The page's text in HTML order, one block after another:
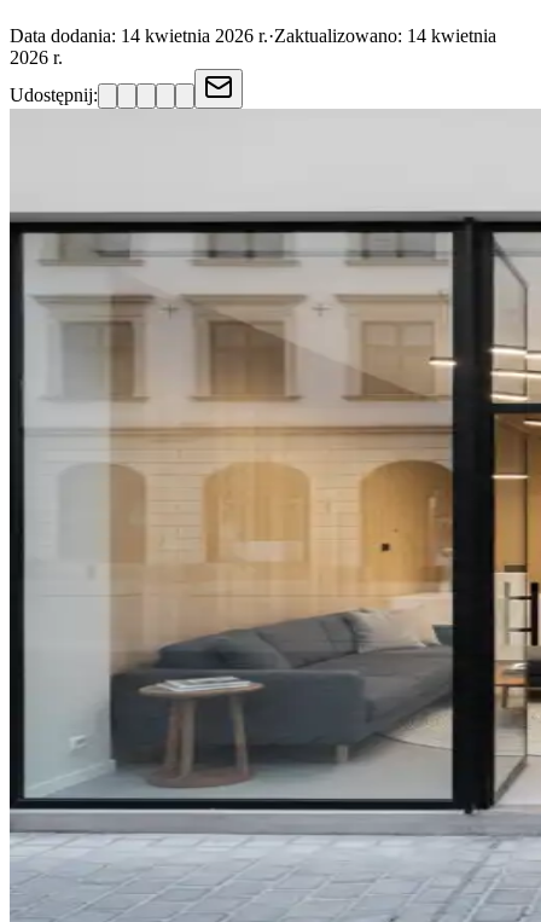
Data dodania: 14 kwietnia 2026 r.·Zaktualizowano: 14 kwietnia
2026 r.
Udostępnij: